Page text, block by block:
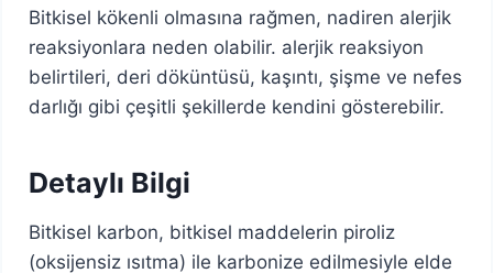
Bitkisel kökenli olmasına rağmen, nadiren alerjik
reaksiyonlara neden olabilir. alerjik reaksiyon
belirtileri, deri döküntüsü, kaşıntı, şişme ve nefes
darlığı gibi çeşitli şekillerde kendini gösterebilir.
Detaylı Bilgi
Bitkisel karbon, bitkisel maddelerin piroliz
(oksijensiz ısıtma) ile karbonize edilmesiyle elde